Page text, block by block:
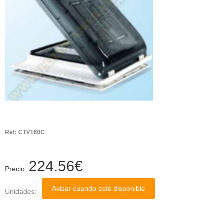
Ref: CTV160C
Precio: 224.56€
Unidades: Avisar cuando esté disponible